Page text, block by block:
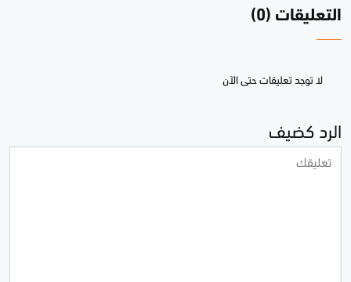
التعليقات (0)
لا توجد تعليقات حتى الآن
الرد كضيف